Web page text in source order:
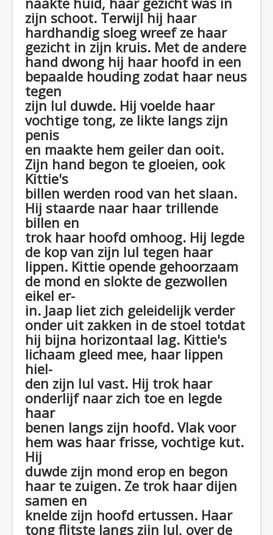
zijn schoot. Terwijl hij haar
hardhandig sloeg wreef ze haar
gezicht in zijn kruis. Met de andere
hand dwong hij haar hoofd in een
bepaalde houding zodat haar neus
tegen
zijn lul duwde. Hij voelde haar
vochtige tong, ze likte langs zijn
penis
en maakte hem geiler dan ooit.
Zijn hand begon te gloeien, ook
Kittie's
billen werden rood van het slaan.
Hij staarde naar haar trillende
billen en
trok haar hoofd omhoog. Hij legde
de kop van zijn lul tegen haar
lippen. Kittie opende gehoorzaam
de mond en slokte de gezwollen
eikel er-
in. Jaap liet zich geleidelijk verder
onder uit zakken in de stoel totdat
hij bijna horizontaal lag. Kittie's
lichaam gleed mee, haar lippen
hiel-
den zijn lul vast. Hij trok haar
onderlijf naar zich toe en legde
haar
benen langs zijn hoofd. Vlak voor
hem was haar frisse, vochtige kut.
Hij
duwde zijn mond erop en begon
haar te zuigen. Ze trok haar dijen
samen en
knelde zijn hoofd ertussen. Haar
tong flitste langs zijn lul, over de